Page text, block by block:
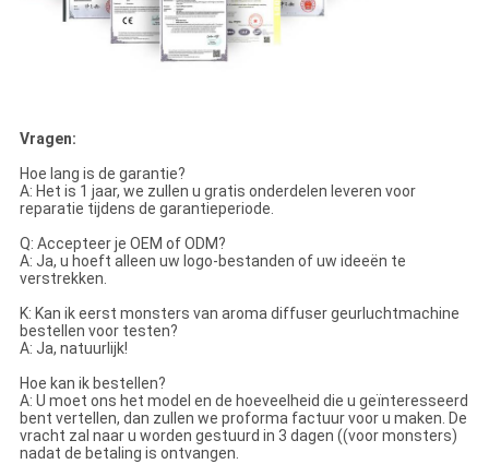
Vragen:
Hoe lang is de garantie?
A: Het is 1 jaar, we zullen u gratis onderdelen leveren voor
reparatie tijdens de garantieperiode.
Q: Accepteer je OEM of ODM?
A: Ja, u hoeft alleen uw logo-bestanden of uw ideeën te
verstrekken.
K: Kan ik eerst monsters van aroma diffuser geurluchtmachine
bestellen voor testen?
A: Ja, natuurlijk!
Hoe kan ik bestellen?
A: U moet ons het model en de hoeveelheid die u geïnteresseerd
bent vertellen, dan zullen we proforma factuur voor u maken. De
vracht zal naar u worden gestuurd in 3 dagen ((voor monsters)
nadat de betaling is ontvangen.